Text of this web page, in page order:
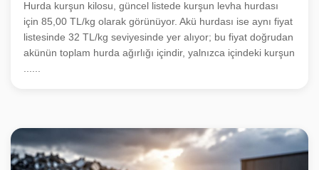
Hurda kurşun kilosu, güncel listede kurşun levha hurdası
için 85,00 TL/kg olarak görünüyor. Akü hurdası ise aynı fiyat
listesinde 32 TL/kg seviyesinde yer alıyor; bu fiyat doğrudan
akünün toplam hurda ağırlığı içindir, yalnızca içindeki kurşun